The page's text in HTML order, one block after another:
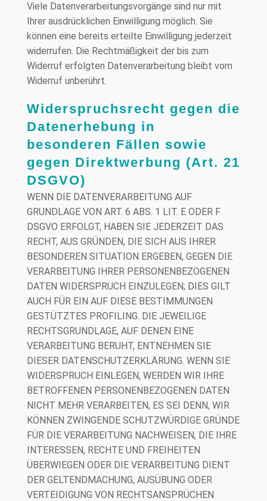
Viele Datenverarbeitungsvorgänge sind nur mit
Ihrer ausdrücklichen Einwilligung möglich. Sie
können eine bereits erteilte Einwilligung jederzeit
widerrufen. Die Rechtmäßigkeit der bis zum
Widerruf erfolgten Datenverarbeitung bleibt vom
Widerruf unberührt.
Widerspruchsrecht gegen die
Datenerhebung in
besonderen Fällen sowie
gegen Direktwerbung (Art. 21
DSGVO)
WENN DIE DATENVERARBEITUNG AUF
GRUNDLAGE VON ART. 6 ABS. 1 LIT. E ODER F
DSGVO ERFOLGT, HABEN SIE JEDERZEIT DAS
RECHT, AUS GRÜNDEN, DIE SICH AUS IHRER
BESONDEREN SITUATION ERGEBEN, GEGEN DIE
VERARBEITUNG IHRER PERSONENBEZOGENEN
DATEN WIDERSPRUCH EINZULEGEN; DIES GILT
AUCH FÜR EIN AUF DIESE BESTIMMUNGEN
GESTÜTZTES PROFILING. DIE JEWEILIGE
RECHTSGRUNDLAGE, AUF DENEN EINE
VERARBEITUNG BERUHT, ENTNEHMEN SIE
DIESER DATENSCHUTZERKLÄRUNG. WENN SIE
WIDERSPRUCH EINLEGEN, WERDEN WIR IHRE
BETROFFENEN PERSONENBEZOGENEN DATEN
NICHT MEHR VERARBEITEN, ES SEI DENN, WIR
KÖNNEN ZWINGENDE SCHUTZWÜRDIGE GRÜNDE
FÜR DIE VERARBEITUNG NACHWEISEN, DIE IHRE
INTERESSEN, RECHTE UND FREIHEITEN
ÜBERWIEGEN ODER DIE VERARBEITUNG DIENT
DER GELTENDMACHUNG, AUSÜBUNG ODER
VERTEIDIGUNG VON RECHTSANSPRÜCHEN